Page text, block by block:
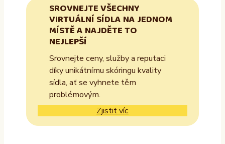
SROVNEJTE VŠECHNY
VIRTUÁLNÍ SÍDLA NA JEDNOM
MÍSTĚ A NAJDĚTE TO
NEJLEPŠÍ
Srovnejte ceny, služby a reputaci
díky unikátnímu skóringu kvality
sídla, ať se vyhnete těm
problémovým.
Zjistit víc